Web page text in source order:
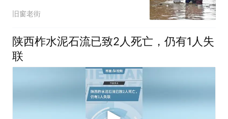
重水患
旧窗老街
陕西柞水泥石流已致2人死亡，仍有1人失
联